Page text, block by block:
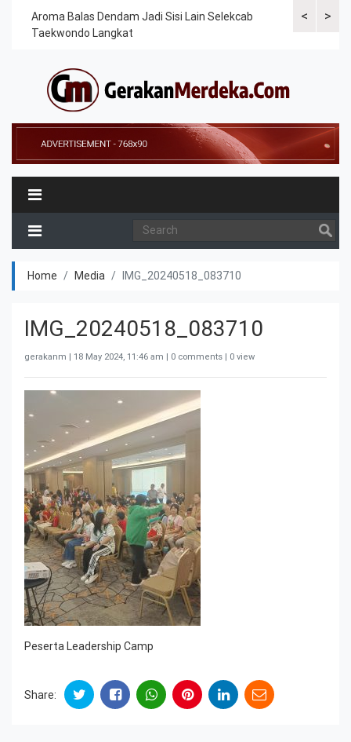
<
Aroma Balas Dendam Jadi Sisi Lain Selekcab
Taekwondo Langkat
>
Home Media IMG_20240518_083710
IMG_20240518_083710
gerakanm | 18 May 2024, 11:46 am | 0 comments | 0 view
Peserta Leadership Camp
Share: